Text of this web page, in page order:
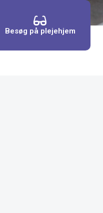
Besøg på plejehjem